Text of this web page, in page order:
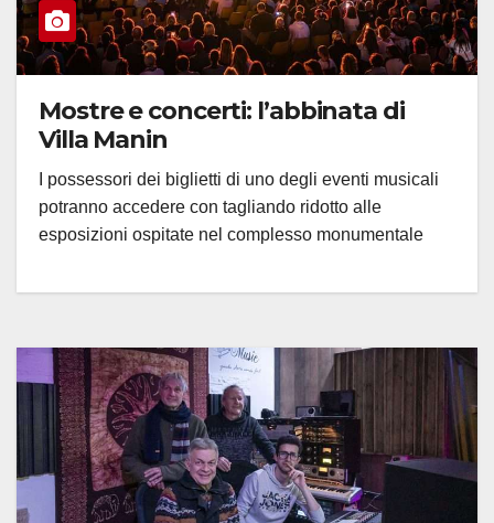
Mostre e concerti: l’abbinata di
Villa Manin
I possessori dei biglietti di uno degli eventi musicali
potranno accedere con tagliando ridotto alle
esposizioni ospitate nel complesso monumentale